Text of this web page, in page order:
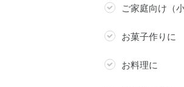
ご家庭向け（
お菓子作りに
お料理に